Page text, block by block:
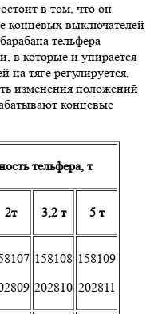
в том, что он
концевых выключателей
тельфера
в которые и упирается
на тяге регулируется,
изменения положений
концевые
тельфера, т
2т 3,2 т 5 т
158108
202810
158109
202811